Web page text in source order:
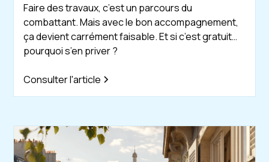
Faire des travaux, c’est un parcours du
combattant. Mais avec le bon accompagnement,
ça devient carrément faisable. Et si c’est gratuit…
pourquoi s’en priver ?
Consulter l'article